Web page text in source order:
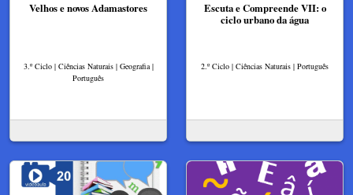
Velhos e novos Adamastores
3.º Ciclo | Ciências Naturais | Geografia |
Português
Escuta e Compreende VII: o
ciclo urbano da água
2.º Ciclo | Ciências Naturais | Português